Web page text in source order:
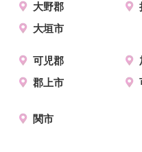
大野郡
大垣市
可児郡
郡上市
関市